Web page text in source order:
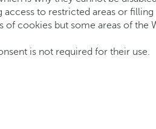
to restricted areas or
cookies but some areas of the
is not required for their use.